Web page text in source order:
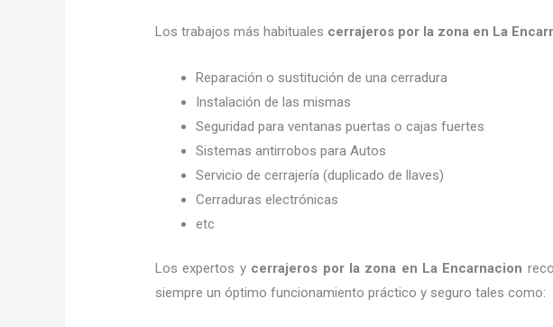
Los trabajos más habituales cerrajeros por la zona en La
Reparación o sustitución de una cerradura
Instalación de las mismas
Seguridad para ventanas puertas o cajas fuertes
Sistemas antirrobos para Autos
Servicio de cerrajería (duplicado de llaves)
Cerraduras electrónicas
etc
Los expertos y cerrajeros por la zona en La Encarnacion
siempre un óptimo funcionamiento práctico y seguro tales como: